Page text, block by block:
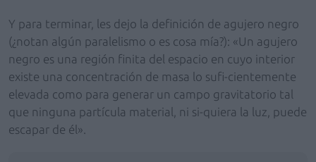
Y para terminar, les dejo la definición de agujero negro
(¿notan algún paralelismo o es cosa mía?): «Un agujero
negro es una región finita del espacio en cuyo interior
existe una concentración de masa lo sufi-cientemente
elevada como para generar un campo gravitatorio tal
que ninguna partícula material, ni si-quiera la luz, puede
escapar de él».